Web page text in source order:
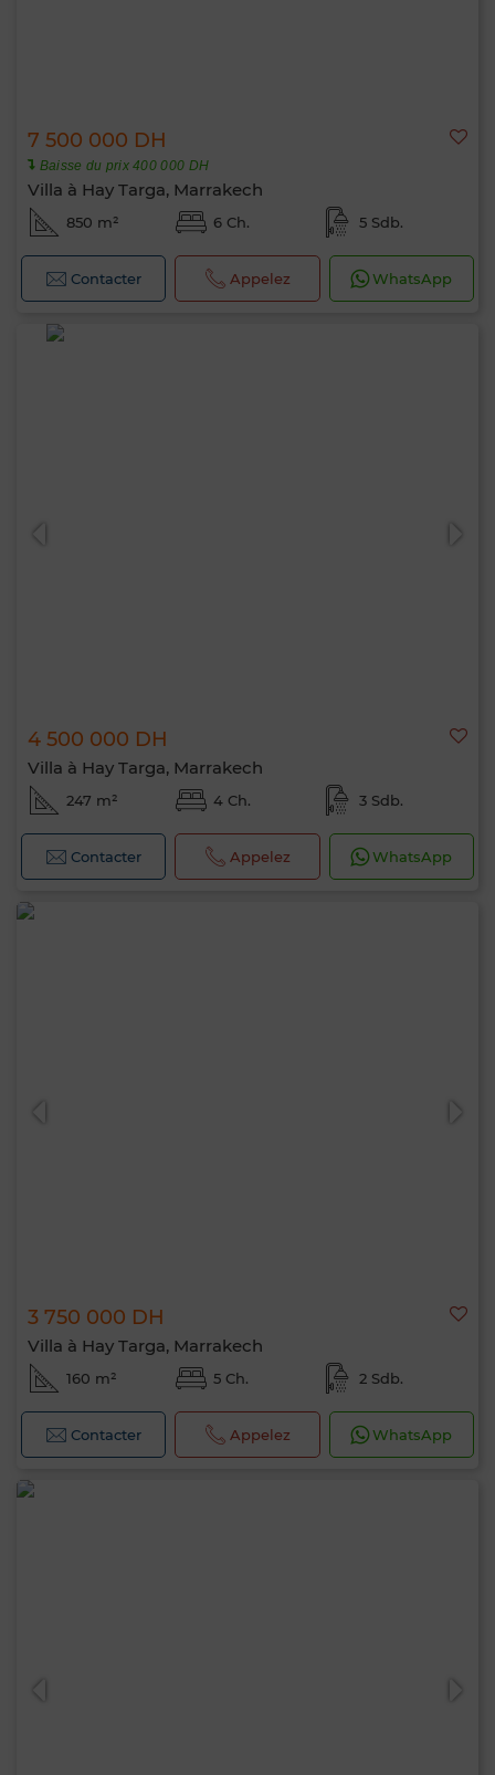
7 500 000 DH
Baisse du prix 400 000 DH
Villa à Hay Targa, Marrakech
850 m² 6 Ch. 5 Sdb.
Contacter Appelez WhatsApp
4 500 000 DH
Villa à Hay Targa, Marrakech
247 m² 4 Ch. 3 Sdb.
Contacter Appelez WhatsApp
3 750 000 DH
Villa à Hay Targa, Marrakech
160 m² 5 Ch. 2 Sdb.
Contacter Appelez WhatsApp